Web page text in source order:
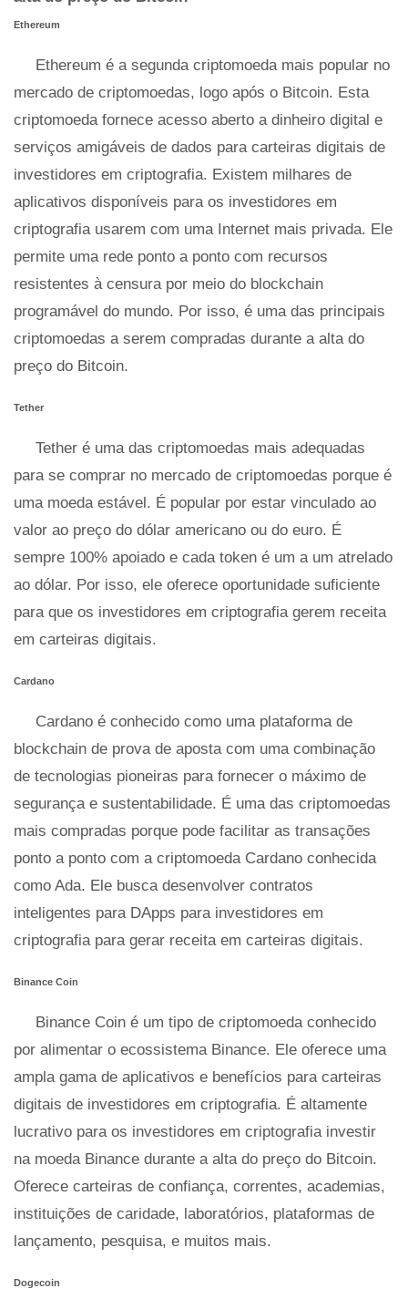
Ethereum
Ethereum é a segunda criptomoeda mais popular no
mercado de criptomoedas, logo após o Bitcoin. Esta
criptomoeda fornece acesso aberto a dinheiro digital e
serviços amigáveis ​​de dados para carteiras digitais de
investidores em criptografia. Existem milhares de
aplicativos disponíveis para os investidores em
criptografia usarem com uma Internet mais privada. Ele
permite uma rede ponto a ponto com recursos
resistentes à censura por meio do blockchain
programável do mundo. Por isso, é uma das principais
criptomoedas a serem compradas durante a alta do
preço do Bitcoin.
Tether
Tether é uma das criptomoedas mais adequadas
para se comprar no mercado de criptomoedas porque é
uma moeda estável. É popular por estar vinculado ao
valor ao preço do dólar americano ou do euro. É
sempre 100% apoiado e cada token é um a um atrelado
ao dólar. Por isso, ele oferece oportunidade suficiente
para que os investidores em criptografia gerem receita
em carteiras digitais.
Cardano
Cardano é conhecido como uma plataforma de
blockchain de prova de aposta com uma combinação
de tecnologias pioneiras para fornecer o máximo de
segurança e sustentabilidade. É uma das criptomoedas
mais compradas porque pode facilitar as transações
ponto a ponto com a criptomoeda Cardano conhecida
como Ada. Ele busca desenvolver contratos
inteligentes para DApps para investidores em
criptografia para gerar receita em carteiras digitais.
Binance Coin
Binance Coin é um tipo de criptomoeda conhecido
por alimentar o ecossistema Binance. Ele oferece uma
ampla gama de aplicativos e benefícios para carteiras
digitais de investidores em criptografia. É altamente
lucrativo para os investidores em criptografia investir
na moeda Binance durante a alta do preço do Bitcoin.
Oferece carteiras de confiança, correntes, academias,
instituições de caridade, laboratórios, plataformas de
lançamento, pesquisa, e muitos mais.
Dogecoin